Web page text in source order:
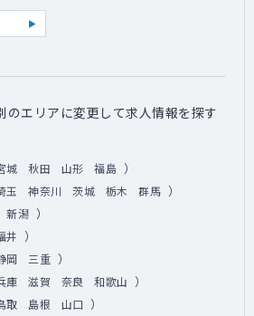
のエリアに変更して求人情報を探す
城 秋田 山形 福島 ）
玉 神奈川 茨城 栃木 群馬 ）
新潟 ）
井 ）
岡 三重 ）
庫 滋賀 奈良 和歌山 ）
取 島根 山口 ）